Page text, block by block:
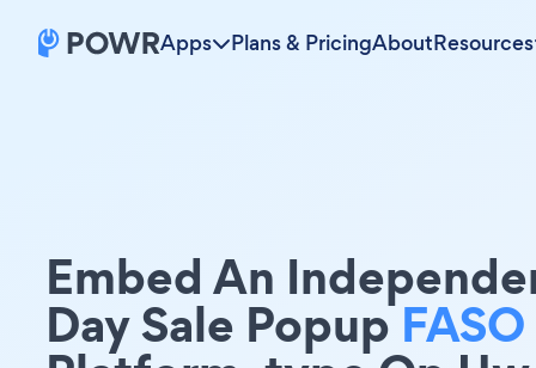
Apps Plans & PricingAboutResources
Embed An
Day Sale PopupFASO